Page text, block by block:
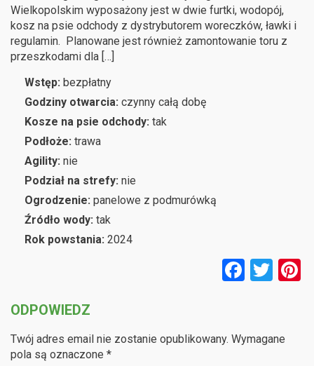
Wielkopolskim wyposażony jest w dwie furtki, wodopój,
kosz na psie odchody z dystrybutorem woreczków, ławki i
regulamin. Planowane jest również zamontowanie toru z
przeszkodami dla […]
Wstęp: bezpłatny
Godziny otwarcia: czynny całą dobę
Kosze na psie odchody: tak
Podłoże: trawa
Agility: nie
Podział na strefy: nie
Ogrodzenie: panelowe z podmurówką
Źródło wody: tak
Rok powstania: 2024
F
b
T
er
ODPOWIEDZ
Twój adres email nie zostanie opublikowany. Wymagane
pola są oznaczone *